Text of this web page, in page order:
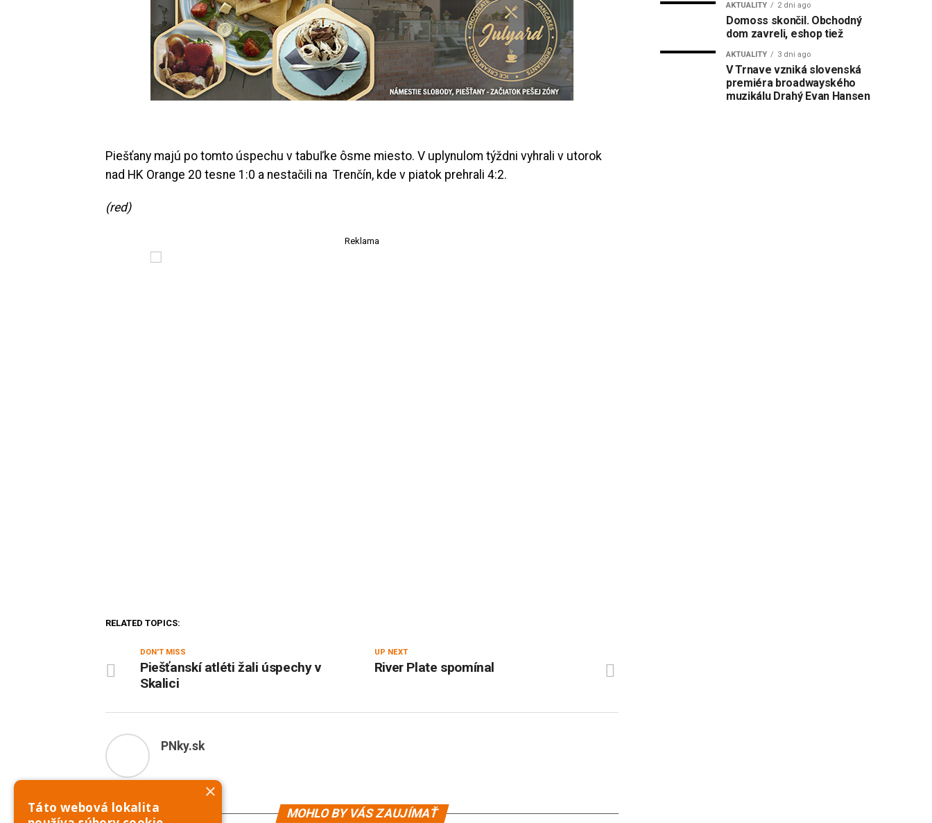
Piešťany majú po tomto úspechu v tabuľke ôsme miesto. V uplynulom týždni vyhrali v utorok
nad HK Orange 20 tesne 1:0 a nestačili na Trenčín, kde v piatok prehrali 4:2.
(red)
Reklama
RELATED TOPICS:
UP NEXT
River Plate spomínal
DON'T MISS
Piešťanskí atléti žali úspechy v
Skalici
PNky.sk
MOHLO BY VÁS ZAUJÍMAŤ
AKTUALITY 2 dni ago
Domoss skončil. Obchodný
dom zavreli, eshop tiež
AKTUALITY 3 dni ago
V Trnave vzniká slovenská
premiéra broadwayského
muzikálu Drahý Evan Hansen
×
Táto webová lokalita